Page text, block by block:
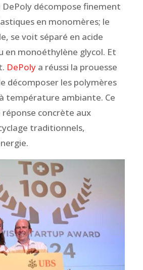
décompose finement
en monomères; le
se voit séparé en acide
en monoéthylène glycol. Et
DePolya réussi la prouesse
décomposer les polymères
température ambiante. Ce
concrète aux
traditionnels,